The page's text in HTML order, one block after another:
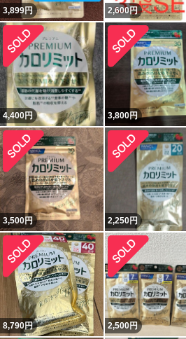
3,899円 2,600円
4,400円 3,800円
3,500円 2,250円
8,790円 2,500円